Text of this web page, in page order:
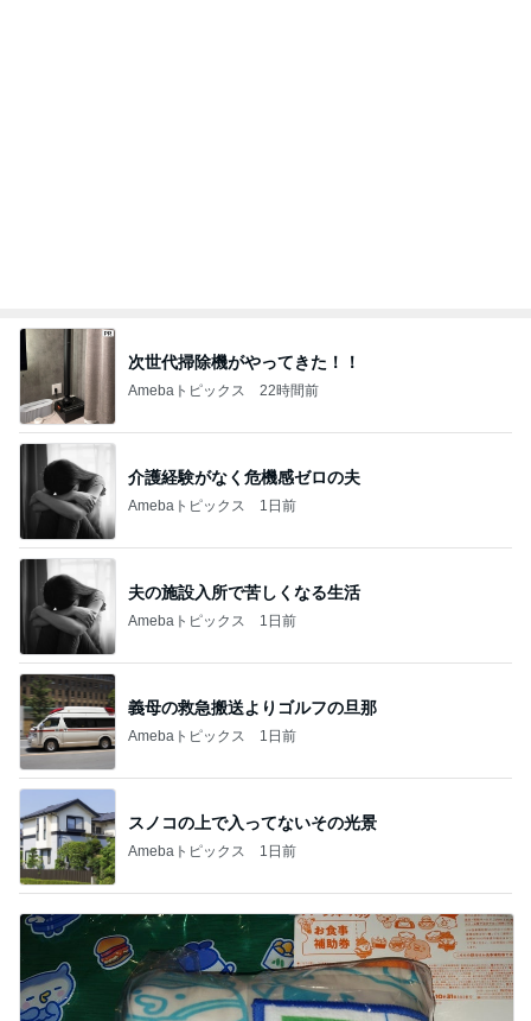
次世代掃除機がやってきた！！
Amebaトピックス 22時間前
介護経験がなく危機感ゼロの夫
Amebaトピックス 1日前
夫の施設入所で苦しくなる生活
Amebaトピックス 1日前
義母の救急搬送よりゴルフの旦那
Amebaトピックス 1日前
スノコの上で入ってないその光景
Amebaトピックス 1日前